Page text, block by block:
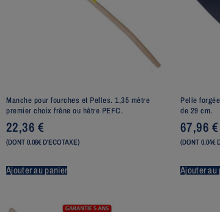
Manche pour fourches et Pelles. 1,35 mètre
premier choix frêne ou hêtre PEFC.
22,36€
(DONT 0.08€ D'ECOTAXE)
Ajouter au panier
Pelle
de 29 cm.
67,96€
(DONT 0.04€
Ajouter au